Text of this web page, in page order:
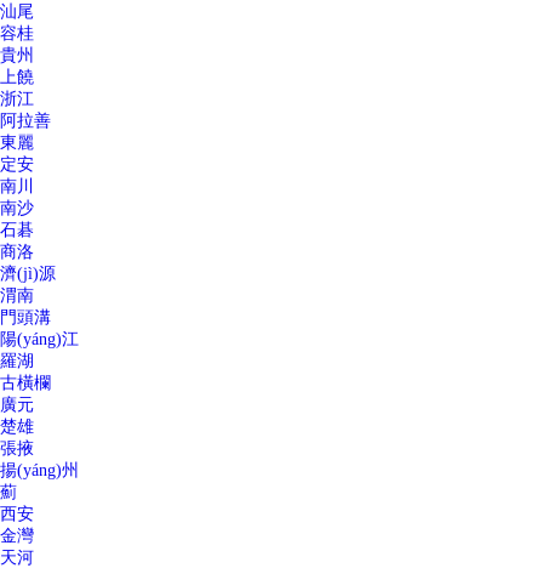
汕尾
容桂
貴州
上饒
浙江
阿拉善
東麗
定安
南川
南沙
石碁
商洛
濟(jì)源
渭南
門頭溝
陽(yáng)江
羅湖
古橫欄
廣元
楚雄
張掖
揚(yáng)州
薊
西安
金灣
天河